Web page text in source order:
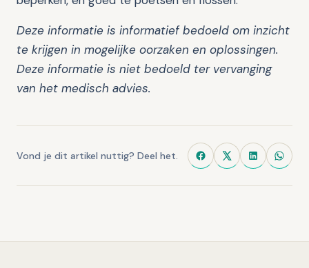
Deze informatie is informatief bedoeld om inzicht
te krijgen in mogelijke oorzaken en oplossingen.
Deze informatie is niet bedoeld ter vervanging
van het medisch advies.
Vond je dit artikel nuttig? Deel het.